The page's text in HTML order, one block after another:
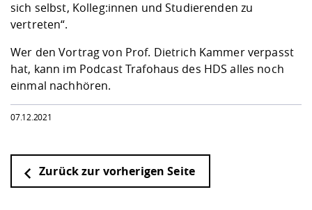
sich selbst, Kolleg:innen und Studierenden zu
vertreten“.
Wer den Vortrag von Prof. Dietrich Kammer verpasst
hat, kann im Podcast Trafohaus des HDSalles noch
einmal nachhören.
07.12.2021
Zurück zur vorherigen Seite